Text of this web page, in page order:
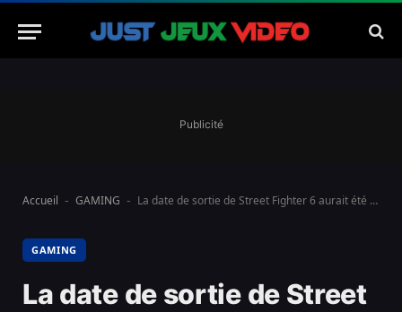
Publicité
Accueil - GAMING - La date de sortie de Street Fighter 6 aurait été dévoilée sur le PlayStation Store.
GAMING
La date de sortie de Street